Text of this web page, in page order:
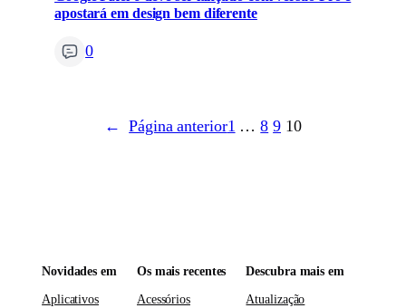
apostará em design bem diferente
0
← Página anterior1 … 8 9 10
Novidades em
Aplicativos
Os mais recentes
Acessórios
Descubra mais em
Atualização